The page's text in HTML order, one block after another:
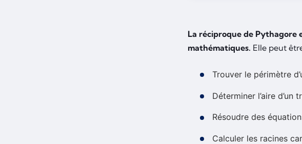
La réciproque de Pythagore
mathématiques. Elle peut
Trouver le périmètre
Déterminer l’aire
Résoudre des
Calculer les racines